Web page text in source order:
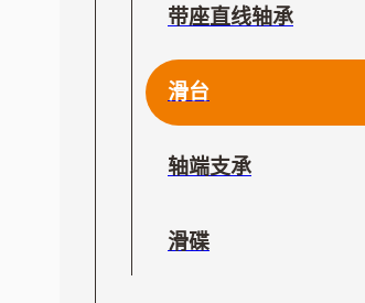
带座直线轴承
滑台
轴端支承
滑碟